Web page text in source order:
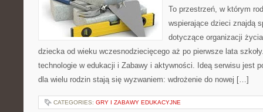
To przestrzeń, w którym
wspierające dzieci znajdą
dotyczące organizacji
dziecka od wieku wczesnodziecięcego aż po pierwsze lata
technologie w edukacji i Zabawy i aktywności. Ideą serwisu jest
dla wielu rodzin stają się wyzwaniem: wdrożenie do nowej […]
CATEGORIES: GRY I ZABAWY EDUKACYJNE